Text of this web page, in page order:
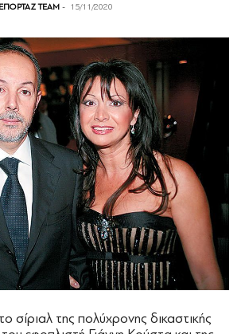
TEAM - 15/11/2020
σίριαλ της πολύχρονης δικαστικής